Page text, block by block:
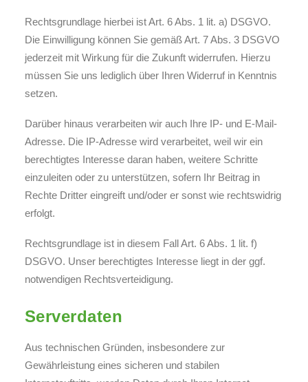
Rechtsgrundlage hierbei ist Art. 6 Abs. 1 lit. a) DSGVO.
Die Einwilligung können Sie gemäß Art. 7 Abs. 3 DSGVO
jederzeit mit Wirkung für die Zukunft widerrufen. Hierzu
müssen Sie uns lediglich über Ihren Widerruf in Kenntnis
setzen.
Darüber hinaus verarbeiten wir auch Ihre IP- und E-Mail-
Adresse. Die IP-Adresse wird verarbeitet, weil wir ein
berechtigtes Interesse daran haben, weitere Schritte
einzuleiten oder zu unterstützen, sofern Ihr Beitrag in
Rechte Dritter eingreift und/oder er sonst wie rechtswidrig
erfolgt.
Rechtsgrundlage ist in diesem Fall Art. 6 Abs. 1 lit. f)
DSGVO. Unser berechtigtes Interesse liegt in der ggf.
notwendigen Rechtsverteidigung.
Serverdaten
Aus technischen Gründen, insbesondere zur
Gewährleistung eines sicheren und stabilen